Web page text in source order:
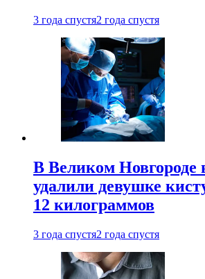
3 года спустя2 года спустя
В Великом Новгороде
удалили девушке
12 килограммов
3 года спустя2 года спустя